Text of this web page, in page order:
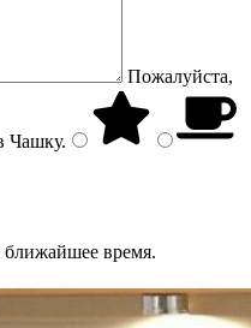
Пожалуйста,
Чашку.
время.